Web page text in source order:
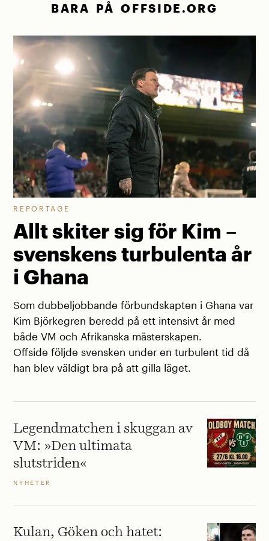
BARA PÅ OFFSIDE.ORG
REPORTAGE
Allt skiter sig för Kim –
svenskens turbulenta år
i Ghana
Som dubbeljobbande förbundskapten i Ghana var
Kim Björkegren beredd på ett intensivt år med
både VM och Afrikanska mästerskapen.
Offside följde svensken under en turbulent tid då
han blev väldigt bra på att gilla läget.
Legendmatchen i skuggan av
VM: »Den ultimata
slutstriden«
NYHETER
Kulan, Göken och hatet: